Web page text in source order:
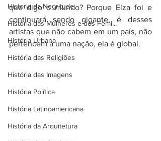
Historia da Negritude
História das Mulheres e dos Femi...
História Urbana
História das Religiões
História das Imagens
História Política
História Latinoamericana
História da Arquitetura
que digo o mundo? Porque Elza foi e
continuará sendo gigante, é desses
artistas que não cabem em um país, não
pertencem a uma nação, ela é global.